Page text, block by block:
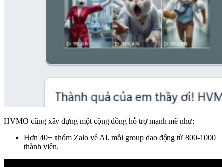
HVMO cũng xây dựng một cộng đồng hỗ trợ mạnh mẽ như:
Hơn 40+ nhóm Zalo về AI, mỗi group dao động từ 800-1000
thành viên.